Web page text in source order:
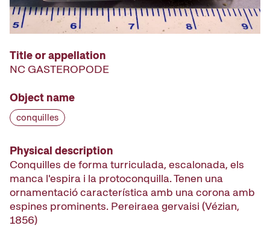
Title or appellation
NC GASTEROPODE
Object name
conquilles
Physical description
Conquilles de forma turriculada, escalonada, els
manca l'espira i la protoconquilla. Tenen una
ornamentació característica amb una corona amb
espines prominents. Pereiraea gervaisi (Vézian,
1856)